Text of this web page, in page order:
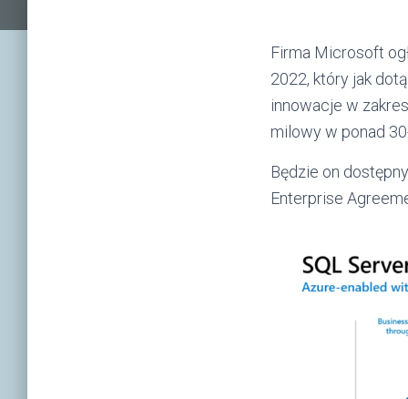
Firma Microsoft
2022, który jak
innowacje w
milowy w ponad
Będzie on
Enterprise